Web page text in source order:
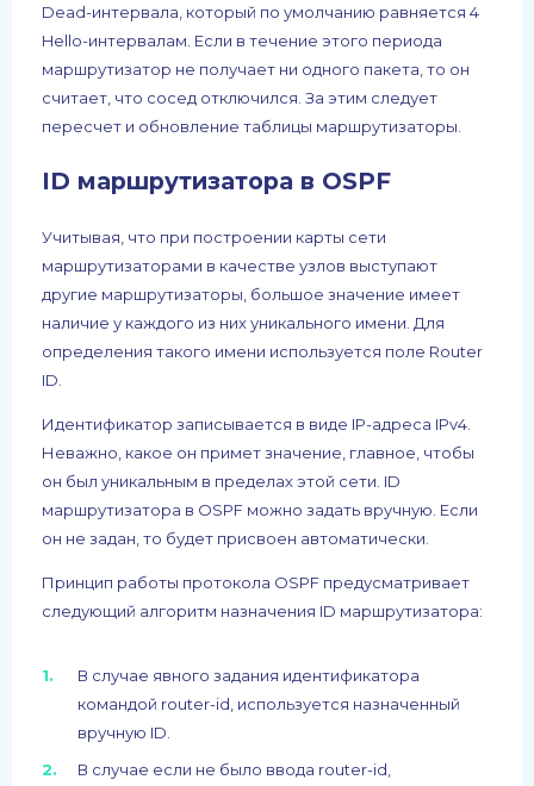
Dead-интервала, который по умолчанию равняется 4
Hello-интервалам. Если в течение этого периода
маршрутизатор не получает ни одного пакета, то он
считает, что сосед отключился. За этим следует
пересчет и обновление таблицы маршрутизаторы.
ID маршрутизатора в OSPF
Учитывая, что при построении карты сети
маршрутизаторами в качестве узлов выступают
другие маршрутизаторы, большое значение имеет
наличие у каждого из них уникального имени. Для
определения такого имени используется поле Router
ID.
Идентификатор записывается в виде IP-адреса IPv4.
Неважно, какое он примет значение, главное, чтобы
он был уникальным в пределах этой сети. ID
маршрутизатора в OSPF можно задать вручную. Если
он не задан, то будет присвоен автоматически.
Принцип работы протокола OSPF предусматривает
следующий алгоритм назначения ID маршрутизатора:
В случае явного задания идентификатора
командой router-id, используется назначенный
вручную ID.
В случае если не было ввода router-id,